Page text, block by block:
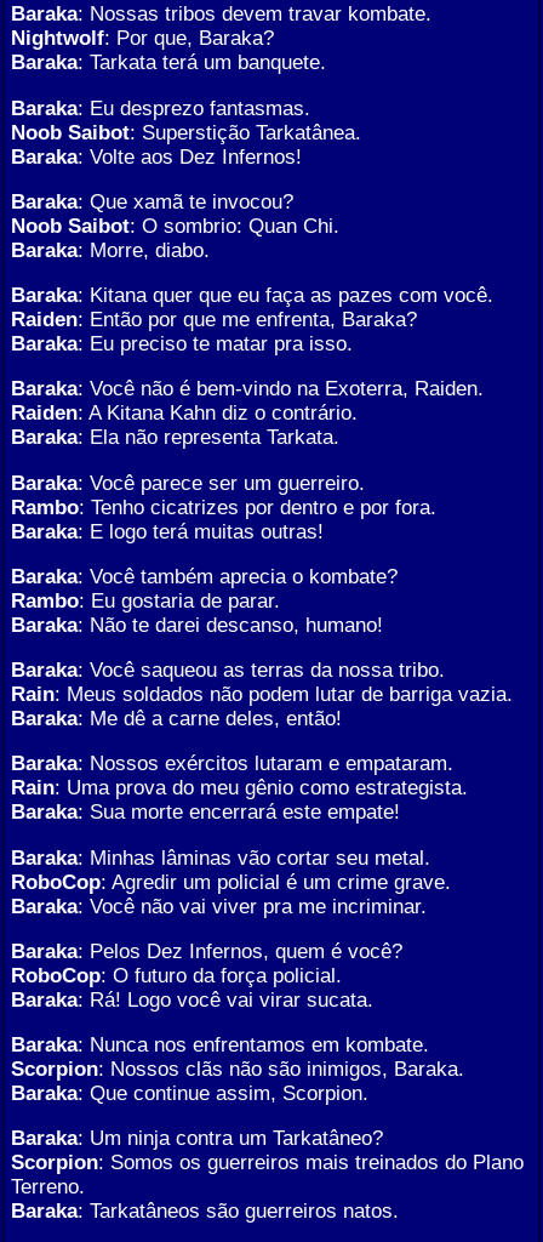
Baraka: Nossas tribos devem travar kombate.
Nightwolf: Por que, Baraka?
Baraka: Tarkata terá um banquete.
Baraka: Eu desprezo fantasmas.
Noob Saibot: Superstição Tarkatânea.
Baraka: Volte aos Dez Infernos!
Baraka: Que xamã te invocou?
Noob Saibot: O sombrio: Quan Chi.
Baraka: Morre, diabo.
Baraka: Kitana quer que eu faça as pazes com você.
Raiden: Então por que me enfrenta, Baraka?
Baraka: Eu preciso te matar pra isso.
Baraka: Você não é bem-vindo na Exoterra, Raiden.
Raiden: A Kitana Kahn diz o contrário.
Baraka: Ela não representa Tarkata.
Baraka: Você parece ser um guerreiro.
Rambo: Tenho cicatrizes por dentro e por fora.
Baraka: E logo terá muitas outras!
Baraka: Você também aprecia o kombate?
Rambo: Eu gostaria de parar.
Baraka: Não te darei descanso, humano!
Baraka: Você saqueou as terras da nossa tribo.
Rain: Meus soldados não podem lutar de barriga vazia.
Baraka: Me dê a carne deles, então!
Baraka: Nossos exércitos lutaram e empataram.
Rain: Uma prova do meu gênio como estrategista.
Baraka: Sua morte encerrará este empate!
Baraka: Minhas lâminas vão cortar seu metal.
RoboCop: Agredir um policial é um crime grave.
Baraka: Você não vai viver pra me incriminar.
Baraka: Pelos Dez Infernos, quem é você?
RoboCop: O futuro da força policial.
Baraka: Rá! Logo você vai virar sucata.
Baraka: Nunca nos enfrentamos em kombate.
Scorpion: Nossos clãs não são inimigos, Baraka.
Baraka: Que continue assim, Scorpion.
Baraka: Um ninja contra um Tarkatâneo?
Scorpion: Somos os guerreiros mais treinados do Plano
Terreno.
Baraka: Tarkatâneos são guerreiros natos.